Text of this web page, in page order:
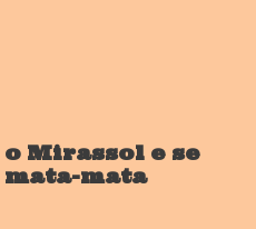
Mirassol e se
mata